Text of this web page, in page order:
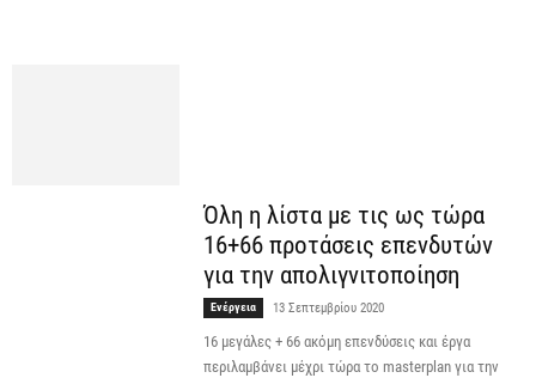
Όλη η λίστα με τις ως τώρα
16+66 προτάσεις επενδυτών
για την απολιγνιτοποίηση
Ενέργεια 13 Σεπτεμβρίου 2020
16 μεγάλες + 66 ακόμη επενδύσεις και έργα
περιλαμβάνει μέχρι τώρα το masterplan για την